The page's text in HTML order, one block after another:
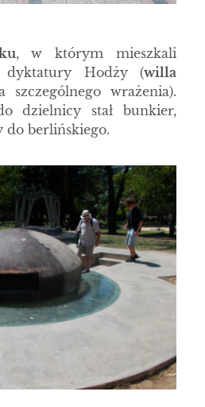
, w którym mieszkali
dyktatury Hodży (willa
wrażenia).
dzielnicy stał bunkier,
do berlińskiego.